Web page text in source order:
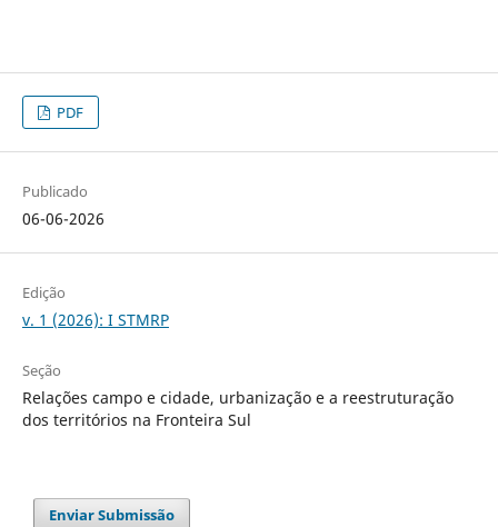
PDF
Publicado
06-06-2026
Edição
v. 1 (2026): I STMRP
Seção
Relações campo e cidade, urbanização e a reestruturação
dos territórios na Fronteira Sul
Enviar Submissão